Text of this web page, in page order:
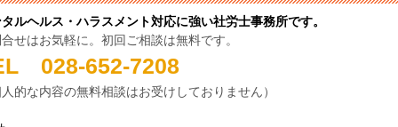
ルヘルス・ハラスメント対応に強い社労士事務所です。
せはお気軽に。初回ご相談は無料です。
028-652-7208
的な内容の無料相談はお受けしておりません）